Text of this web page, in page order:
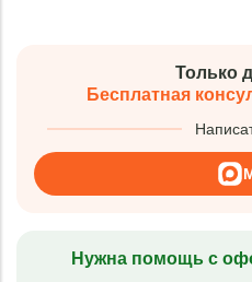
Только
Бесплатная
Нужна помощь с